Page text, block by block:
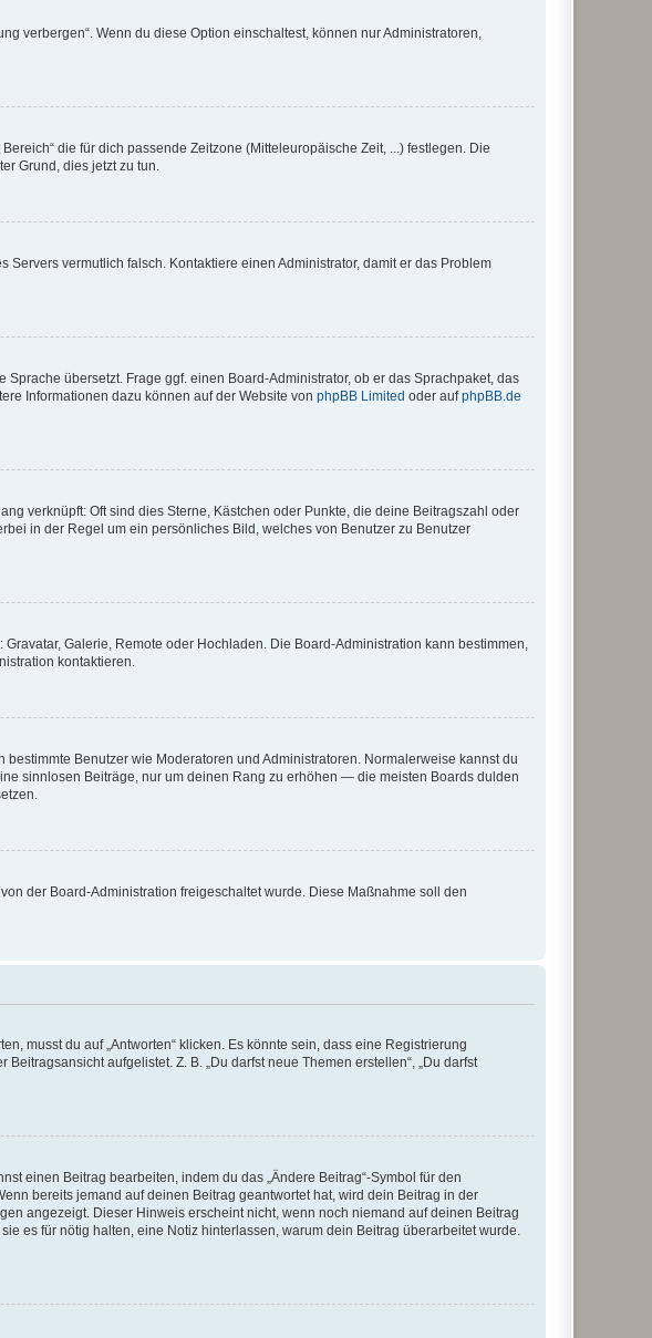
verbergen“. Wenn du diese Option einschaltest, können nur Administratoren,
die für dich passende Zeitzone (Mitteleuropäische Zeit, ...) festlegen. Die
Grund, dies jetzt zu tun.
vermutlich falsch. Kontaktiere einen Administrator, damit er das Problem
übersetzt. Frage ggf. einen Board-Administrator, ob er das Sprachpaket, das
Informationen dazu können auf der Website von phpBB Limited oder aufphpBB.de
verknüpft: Oft sind dies Sterne, Kästchen oder Punkte, die deine Beitragszahl oder
in der Regel um ein persönliches Bild, welches von Benutzer zu Benutzer
Galerie, Remote oder Hochladen. Die Board-Administration kann bestimmen,
kontaktieren.
Benutzer wie Moderatoren und Administratoren. Normalerweise kannst du
sinnlosen Beiträge, nur um deinen Rang zu erhöhen — die meisten Boards dulden
der Board-Administration freigeschaltet wurde. Diese Maßnahme soll den
musst du auf „Antworten“ klicken. Es könnte sein, dass eine Registrierung
aufgelistet. Z. B. „Du darfst neue Themen erstellen“, „Du darfst
einen Beitrag bearbeiten, indem du das „Ändere Beitrag“-Symbol für den
bereits jemand auf deinen Beitrag geantwortet hat, wird dein Beitrag in der
angezeigt. Dieser Hinweis erscheint nicht, wenn noch niemand auf deinen Beitrag
es für nötig halten, eine Notiz hinterlassen, warum dein Beitrag überarbeitet wurde.